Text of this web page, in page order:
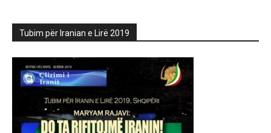
Tubim për Iranian e Lirë 2019